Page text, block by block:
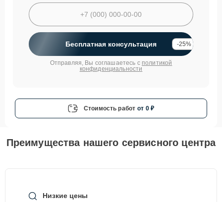
Бесплатная консультация -25%
Отправляя, Вы соглашаетесь с политикой
конфиденциальности
Стоимость работ от 0 ₽
Преимущества нашего сервисного центра
Низкие цены